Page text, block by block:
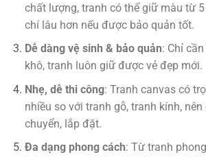
chất lượng, tranh có thể giữ màu từ
chí lâu hơn nếu được bảo quản tốt.
Dễ dàng vệ sinh & bảo quản: Chỉ
khô, tranh luôn giữ được vẻ đẹp mới.
Nhẹ, dễ thi công: Tranh canvas có
nhiều so với tranh gỗ, tranh kính, nên
chuyển, lắp đặt.
Đa dạng phong cách: Từ tranh